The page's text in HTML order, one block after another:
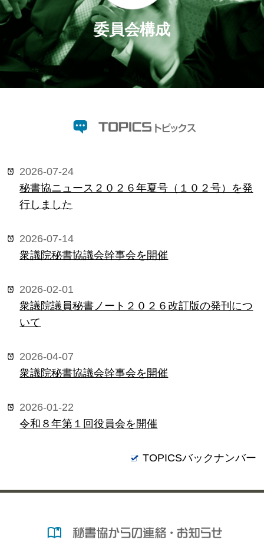
委員会構成
2026-07-24
秘書協ニュース２０２６年夏号（１０２号）を発
行しました
2026-07-14
衆議院秘書協議会幹事会を開催
2026-02-01
衆議院議員秘書ノート２０２６改訂版の発刊につ
いて
2026-04-07
衆議院秘書協議会幹事会を開催
2026-01-22
令和８年第１回役員会を開催
TOPICSバックナンバー